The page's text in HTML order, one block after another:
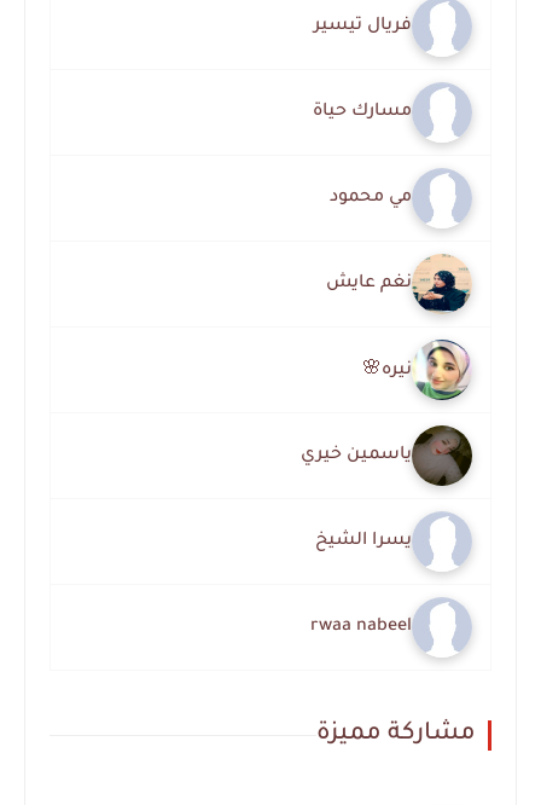
فريال تيسير
مسارك حياة
مي محمود
نغم عايش
نيره🌸
ياسمين خيري
يسرا الشيخ
rwaa nabeel
مشاركة مميزة